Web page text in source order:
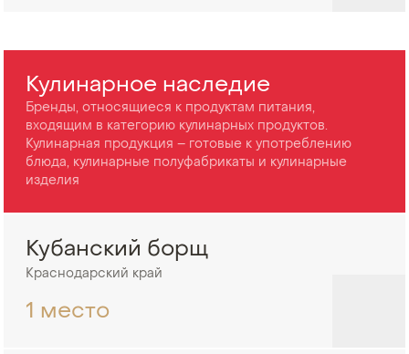
Кулинарное наследие
Бренды, относящиеся к продуктам питания,
входящим в категорию кулинарных продуктов.
Кулинарная продукция – готовые к употреблению
блюда, кулинарные полуфабрикаты и кулинарные
изделия
Кубанский борщ
Краснодарский край
1 место